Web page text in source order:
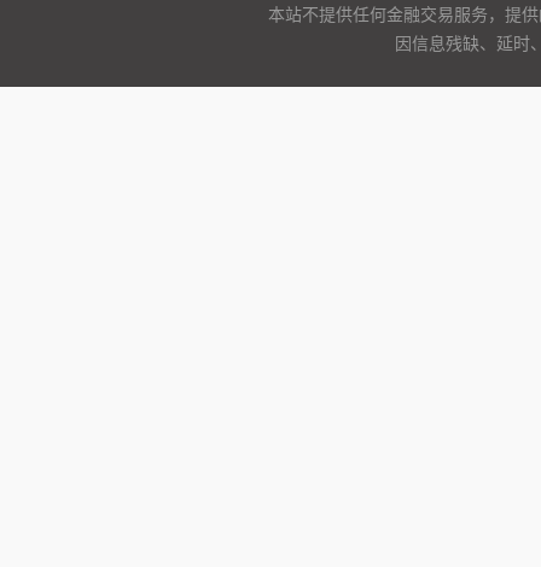
本站不提供任何金融交易服务，提
因信息残缺、延时